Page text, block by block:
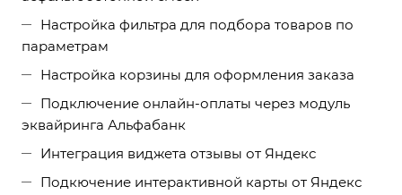
Настройка фильтра для подбора товаров по
параметрам
Настройка корзины для оформления заказа
Подключение онлайн-оплаты через модуль
эквайринга Альфабанк
Интеграция виджета отзывы от Яндекс
Подкючение интерактивной карты от Яндекс